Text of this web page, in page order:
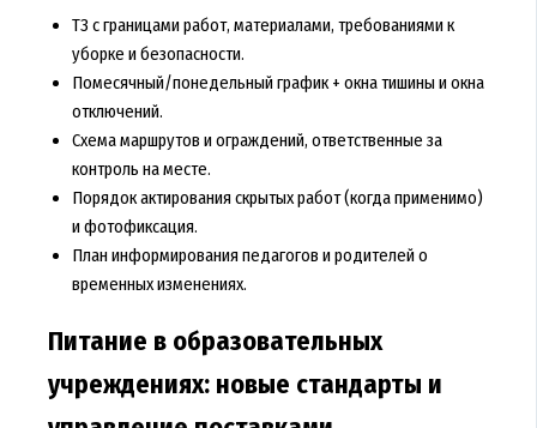
ТЗ с границами работ, материалами, требованиями к
уборке и безопасности.
Помесячный/понедельный график + окна тишины и окна
отключений.
Схема маршрутов и ограждений, ответственные за
контроль на месте.
Порядок актирования скрытых работ (когда применимо)
и фотофиксация.
План информирования педагогов и родителей о
временных изменениях.
Питание в образовательных
учреждениях: новые стандарты и